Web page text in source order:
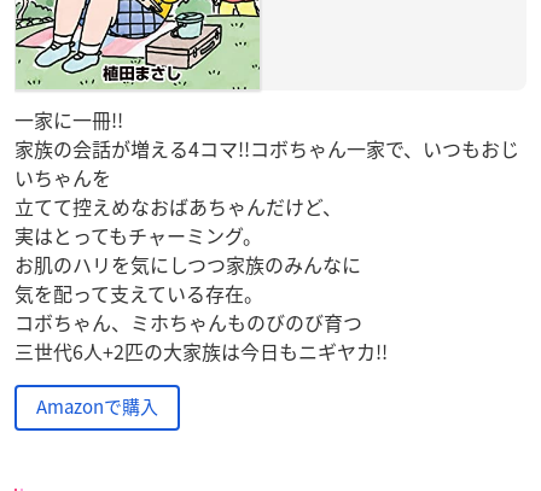
一家に一冊!!
家族の会話が増える4コマ!!コボちゃん一家で、いつもおじ
いちゃんを
立てて控えめなおばあちゃんだけど、
実はとってもチャーミング。
お肌のハリを気にしつつ家族のみんなに
気を配って支えている存在。
コボちゃん、ミホちゃんものびのび育つ
三世代6人+2匹の大家族は今日もニギヤカ!!
Amazonで購入